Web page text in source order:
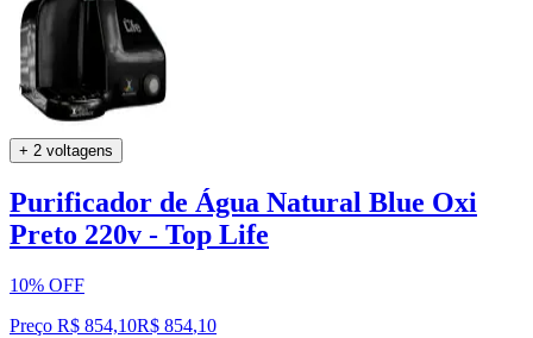
+ 2 voltagens
Purificador de Água Natural Blue Oxi
Preto 220v - Top Life
10% OFF
Preço R$ 854,10R$ 854,10